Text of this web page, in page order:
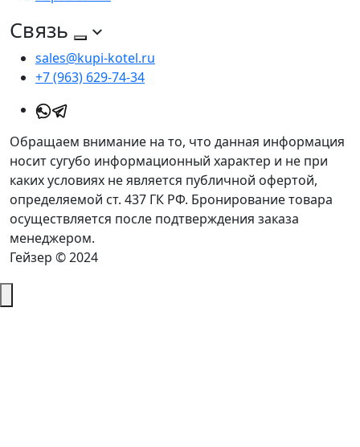
Связь
sales@kupi-kotel.ru
+7 (963) 629-74-34
Обращаем внимание на то, что данная информация
носит сугубо информационный характер и не при
каких условиях не является публичной офертой,
определяемой ст. 437 ГК РФ. Бронирование товара
осуществляется после подтверждения заказа
менеджером.
Гейзер © 2024